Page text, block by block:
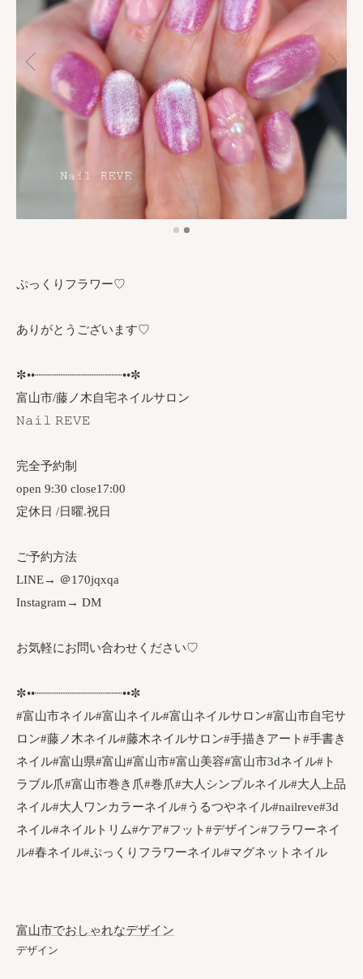
ぷっくりフラワー♡
ありがとうございます♡
✼••┈┈┈┈┈┈┈┈┈┈┈┈••✼
富山市/藤ノ木自宅ネイルサロン
𝙽𝚊𝚒𝚕 𝚁𝙴𝚅𝙴
完全予約制
open 9:30 close17:00
定休日 /日曜.祝日
ご予約方法
LINE→ ＠170jqxqa
Instagram→ DM
お気軽にお問い合わせください♡
✼••┈┈┈┈┈┈┈┈┈┈┈┈••✼
#富山市ネイル#富山ネイル#富山ネイルサロン#富山市自宅サ
ロン#藤ノ木ネイル#藤木ネイルサロン#手描きアート#手書き
ネイル#富山県#富山#富山市#富山美容#富山市3dネイル#ト
ラブル爪#富山市巻き爪#巻爪#大人シンプルネイル#大人上品
ネイル#大人ワンカラーネイル#うるつやネイル#nailreve#3d
ネイル#ネイルトリム#ケア#フット#デザイン#フラワーネイ
ル#春ネイル#ぷっくりフラワーネイル#マグネットネイル
富山市でおしゃれなデザイン
デザイン